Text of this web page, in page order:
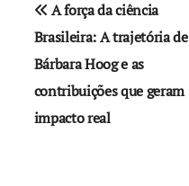
A força da ciência
Brasileira: A trajetória de
Bárbara Hoog e as
contribuições que geram
impacto real